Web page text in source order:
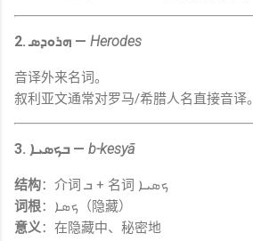
2. ܗܪܘܕܣ — Herodes
音译外来名词。
叙利亚文通常对罗马/希腊人名直接音译。
3. ܒܟܣܝܐ — b-kesyā
结构
：介词 ܒ + 名词 ܟܣܝܐ
词根
：ܟܣܐ（隐藏）
意义：在隐藏中、秘密地